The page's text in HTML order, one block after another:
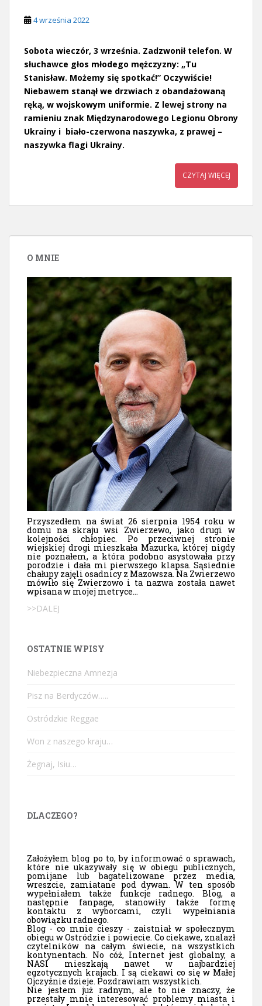
4 września 2022
Sobota wieczór, 3 września. Zadzwonił telefon. W
słuchawce głos młodego mężczyzny: „Tu
Stanisław. Możemy się spotkać!” Oczywiście!
Niebawem stanął we drzwiach z obandażowaną
ręką, w wojskowym uniformie. Z lewej strony na
ramieniu znak Międzynarodowego Legionu Obrony
Ukrainy i biało-czerwona naszywka, z prawej –
naszywka flagi Ukrainy.
CZYTAJ WIĘCEJ
O MNIE
Przyszedłem na świat 26 sierpnia 1954 roku w
domu na skraju wsi Zwierzewo, jako drugi w
kolejności chłopiec. Po przeciwnej stronie
wiejskiej drogi mieszkała Mazurka, której nigdy
nie poznałem, a która podobno asystowała przy
porodzie i dała mi pierwszego klapsa. Sąsiednie
chałupy zajęli osadnicy z Mazowsza. Na Zwierzewo
mówiło się Zwierzowo i ta nazwa została nawet
wpisana w mojej metryce...
>>DALEJ
OSTATNIE WPISY
Niebezpieczna Amnezja
Pisz na Berdyczów…..
Ostródzkie Reggae
Won z naszego kraju…
Żegnaj, Isiu…
DLACZEGO?
Założyłem blog po to, by informować o sprawach,
które nie ukazywały się w obiegu publicznych,
pomijane lub bagatelizowane przez media,
wreszcie, zamiatane pod dywan. W ten sposób
wypełniałem także funkcje radnego. Blog, a
następnie fanpage, stanowiły także formę
kontaktu z wyborcami, czyli wypełniania
obowiązku radnego.
Blog - co mnie cieszy - zaistniał w społecznym
obiegu w Ostródzie i powiecie. Co ciekawe, znalazł
czytelników na całym świecie, na wszystkich
kontynentach. No cóż, Internet jest globalny, a
NASI mieszkają nawet w najbardziej
egzotycznych krajach. I są ciekawi co się w Małej
Ojczyźnie dzieje. Pozdrawiam wszystkich.
Nie jestem już radnym, ale to nie znaczy, że
przestały mnie interesować problemy miasta i